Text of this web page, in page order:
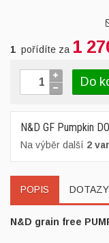
1 pořídíte za 1
Do
N&D GF Pumpkin
Na výběr další 2
POPIS
N&D grain free